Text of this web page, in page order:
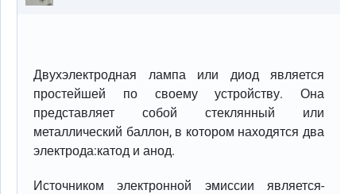
Двухэлектродная лампа или диод является
простейшей по своему устройству. Она
представляет собой стеклянный или
металлический баллон, в котором находятся два
электрода:катод и анод.
Источником электронной эмиссии является-